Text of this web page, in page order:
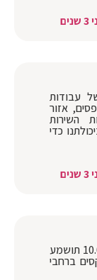
עבודות
אזור
השירות
כדי
יום הזכרון לשואה ולגבורה: בשעה 10.00 תושמע
ברחבי